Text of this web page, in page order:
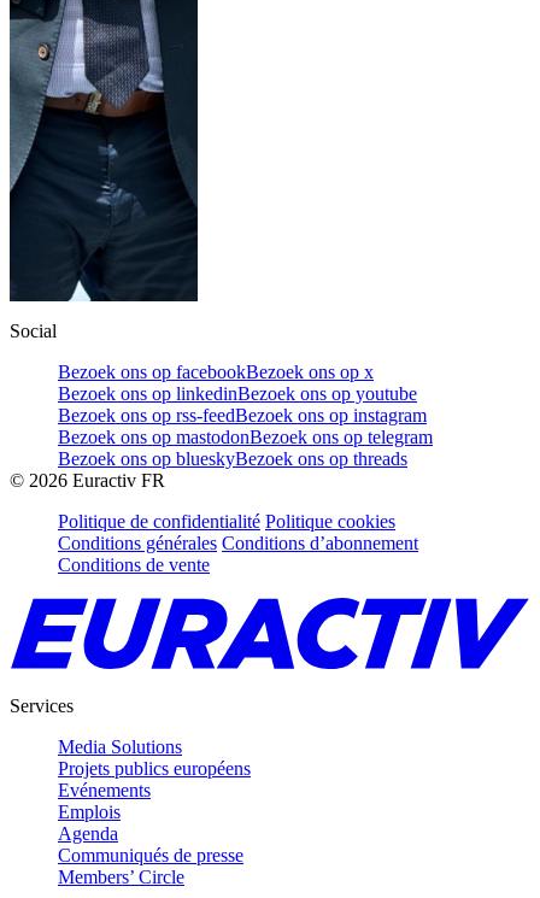
Social
Bezoek ons op facebookBezoek ons op x
Bezoek ons op linkedinBezoek ons op youtube
Bezoek ons op rss-feedBezoek ons op instagram
Bezoek ons op mastodonBezoek ons op telegram
Bezoek ons op blueskyBezoek ons op threads
© 2026 Euractiv FR
Politique de confidentialité Politique cookies
Conditions générales Conditions d’abonnement
Conditions de vente
Services
Media Solutions
Projets publics européens
Evénements
Emplois
Agenda
Communiqués de presse
Members’ Circle